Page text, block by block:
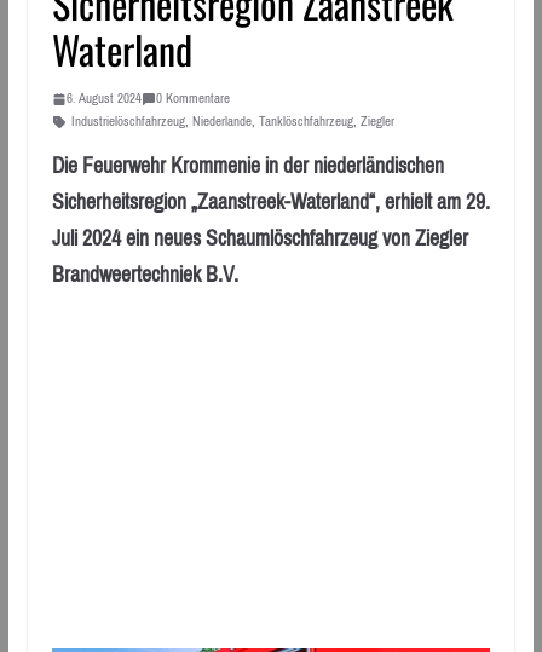
Waterland
6. August 2024
0 Kommentare
Industrielöschfahrzeug, Niederlande, Tanklöschfahrzeug, Ziegler
Die Feuerwehr Krommenie in der niederländischen
Sicherheitsregion „Zaanstreek-Waterland“, erhielt am 29.
Juli 2024 ein neues Schaumlöschfahrzeug von Ziegler
Brandweertechniek B.V.